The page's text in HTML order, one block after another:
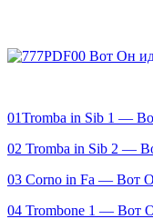
00 Вот Он
01Tromba in Sib 1 —
02 Tromba in Sib 2 —
03 Corno in Fa — Вот
04 Trombone 1 — Вот